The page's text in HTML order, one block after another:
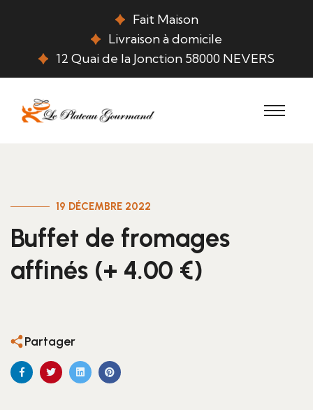
Fait Maison
Livraison à domicile
12 Quai de la Jonction 58000 NEVERS
19 DÉCEMBRE 2022
Buffet de fromages
affinés (+ 4.00 €)
Partager